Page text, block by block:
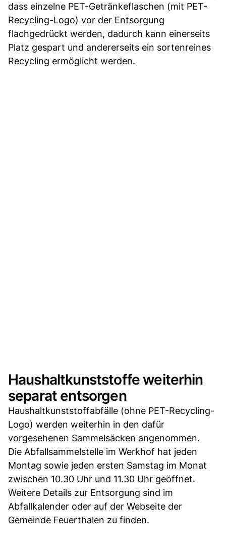
dass einzelne PET-Getränkeflaschen (mit PET-
Recycling-Logo) vor der Entsorgung
flachgedrückt werden, dadurch kann einerseits
Platz gespart und andererseits ein sortenreines
Recycling ermöglicht werden.
Haushaltkunststoffe weiterhin
separat entsorgen
Haushaltkunststoffabfälle (ohne PET-Recycling-
Logo) werden weiterhin in den dafür
vorgesehenen Sammelsäcken angenommen.
Die Abfallsammelstelle im Werkhof hat jeden
Montag sowie jeden ersten Samstag im Monat
zwischen 10.30 Uhr und 11.30 Uhr geöffnet.
Weitere Details zur Entsorgung sind im
Abfallkalender oder auf der Webseite der
Gemeinde Feuerthalen zu finden.